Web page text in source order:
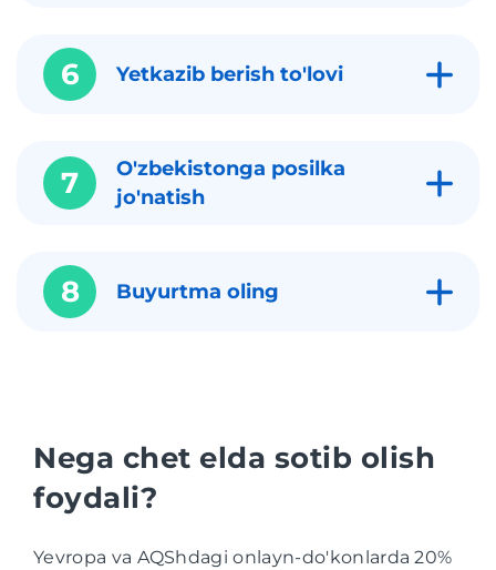
6 Yetkazib berish to'lovi
7
O'zbekistonga posilka
jo'natish
8 Buyurtma oling
Nega chet elda sotib olish
foydali?
Yevropa va AQShdagi onlayn-do'konlarda 20%